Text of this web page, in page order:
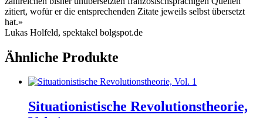
zitiert, wofür er die entsprechenden Zitate jeweils selbst übersetzt
hat.»
Lukas Holfeld, spektakel bolgspot.de
Ähnliche Produkte
Situationistische Revolutionstheorie,